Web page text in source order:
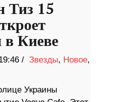
Тиз 15
в Киеве
/ Звезды, Новое,
Украины